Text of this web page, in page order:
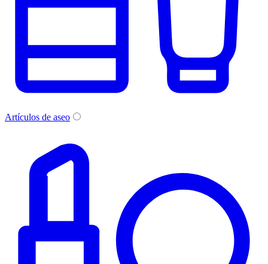
Artículos de aseo